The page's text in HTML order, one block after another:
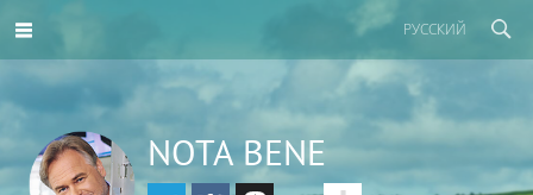
РУССКИЙ
NOTA BENE